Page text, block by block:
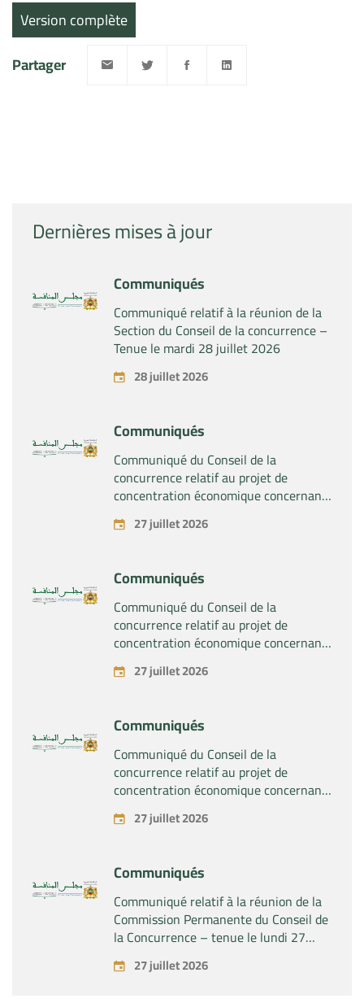
Dernières mises à jour
Communiqués
Communiqué relatif à la réunion de la
Section du Conseil de la concurrence –
Tenue le mardi 28 juillet 2026
28 juillet 2026
Communiqués
Communiqué du Conseil de la
concurrence relatif au projet de
concentration économique concernant
la prise du contrôle exclusif par la
société « Substipharm SAS » des actifs
pharmaceutiques « Rilutek » et «
Sabril » détenus par la société « Sanofi
SA »
27 juillet 2026
Communiqués
Communiqué du Conseil de la
concurrence relatif au projet de
concentration économique concernant
la prise du contrôle exclusif par la
société « Plastika Kritis SA » de la
27 juillet 2026
Communiqués
Communiqué du Conseil de la
concurrence relatif au projet de
concentration économique concernant
la prise par la société « Fives SAS » du
contrôle exclusif de la société « Aries
27 juillet 2026
Communiqués
Communiqué relatif à la réunion de la
Commission Permanente du Conseil de
la Concurrence – tenue le lundi 27
juillet 2026
27 juillet 2026
Version complète
Partager